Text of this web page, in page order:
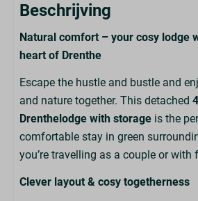
Familie/Kinder
Kindersichere Steckdosen
Außenbereich
Garten
Gartenmöbel
Veranda
Parasol
Beschrijving
Natural comfort – your cosy lodge
heart of Drenthe
Escape the hustle and bustle and
and nature together. This detached
Drenthelodge with storage is the
comfortable stay in green
you’re travelling as a couple or with
Clever layout & cosy togetherness